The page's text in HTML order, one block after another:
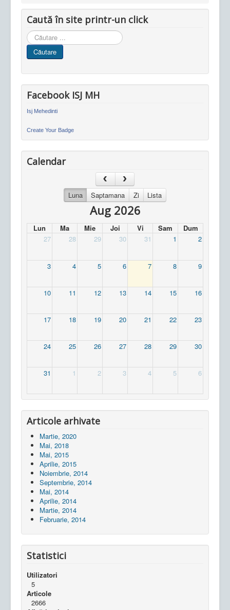
Caută în site printr-un click
Cauta
in
site
Căutare
Facebook ISJ MH
Isj Mehedinti
Create Your Badge
Calendar
Luna Saptamana Zi Lista
Aug 2026
Lun Ma Mie Joi Vi Sam
Dum
27
28 29 30 31 1 2
3 4 5 6 7 8 9
10 11 12 13 14 15 16
17 18 19 20 21 22 23
24 25 26 27 28 29 30
31 1 2 3 4 5 6
Articole arhivate
Martie, 2020
Mai, 2018
Mai, 2015
Aprilie, 2015
Noiembrie, 2014
Septembrie, 2014
Mai, 2014
Aprilie, 2014
Martie, 2014
Februarie, 2014
Statistici
Utilizatori
5
Articole
2666